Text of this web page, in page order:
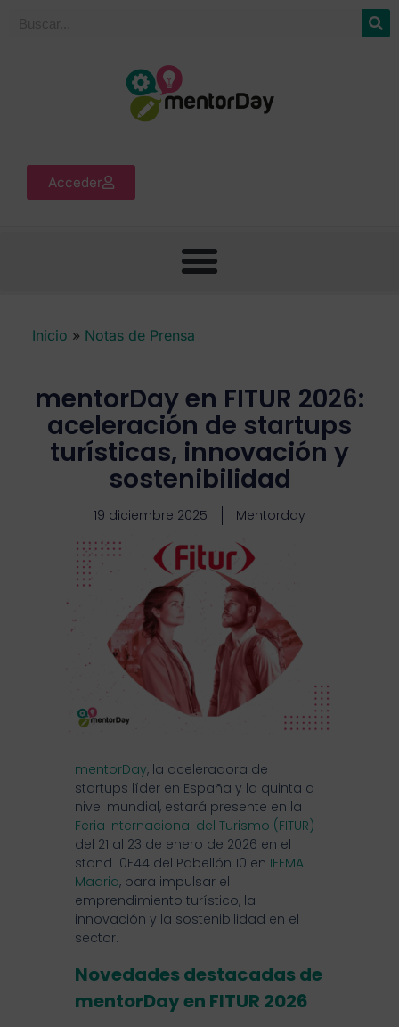
Acceder
Inicio » Notas de Prensa
mentorDay en FITUR 2026:
aceleración de startups
turísticas, innovación y
sostenibilidad
19 diciembre 2025 Mentorday
mentorDay, la aceleradora de
startups líder en España y la quinta a
nivel mundial, estará presente en la
Feria Internacional del Turismo (FITUR)
del 21 al 23 de enero de 2026 en el
stand 10F44 del Pabellón 10 en IFEMA
Madrid, para impulsar el
emprendimiento turístico, la
innovación y la sostenibilidad en el
sector.
Novedades destacadas de
mentorDay en FITUR 2026